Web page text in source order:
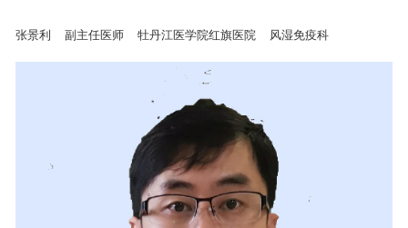
张景利 副主任医师 牡丹江医学院红旗医院 风湿免疫科